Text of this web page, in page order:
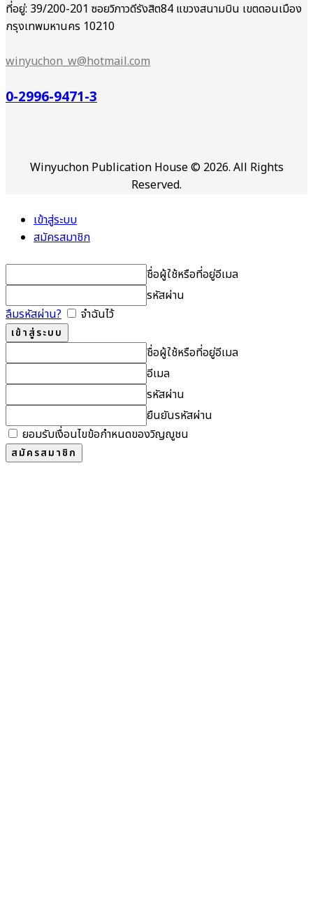
ที่อยู่: 39/200-201 ซอยวิภาวดีรังสิต84 แขวงสนามบิน เขตดอนเมือง
กรุงเทพมหานคร 10210
winyuchon_w@hotmail.com
0-2996-9471-3
Winyuchon Publication House © 2026. All Rights
Reserved.
เข้าสู่ระบบ
สมัครสมาชิก
ชื่อผู้ใช้หรือที่อยู่อีเมล
รหัสผ่าน
ลืมรหัสผ่าน?
จำฉันไว้
ชื่อผู้ใช้หรือที่อยู่อีเมล
อีเมล
รหัสผ่าน
ยืนยันรหัสผ่าน
ยอมรับเงื่อนไขข้อกำหนดของวิญญูชน